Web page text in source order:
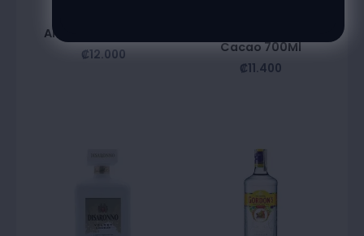
Anis Imperial 750Ml
₡12.000
Cacao 700Ml
₡11.400